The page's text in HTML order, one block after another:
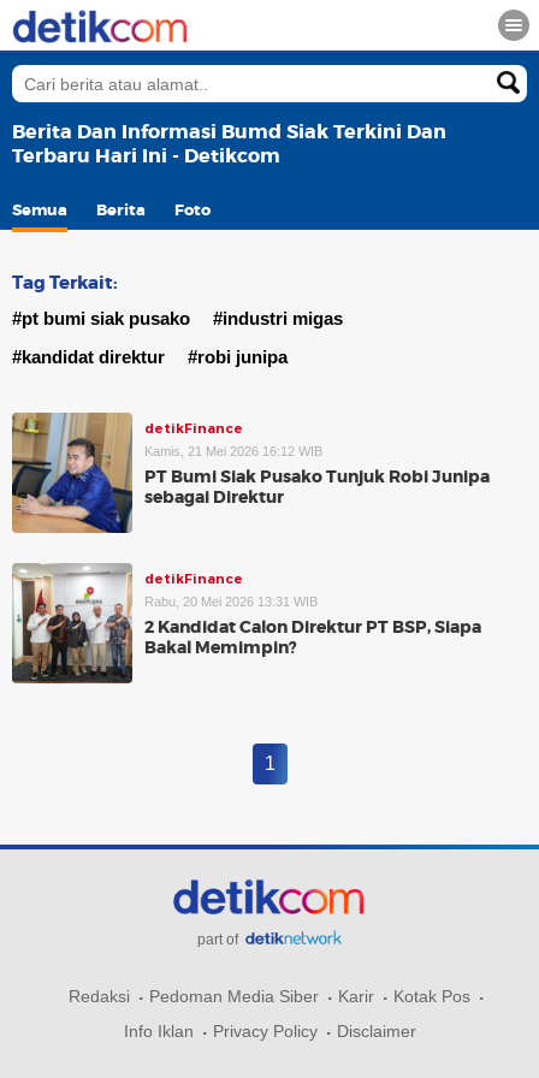
Berita Dan Informasi Bumd Siak Terkini Dan
Terbaru Hari Ini - Detikcom
Semua Berita Foto
Tag Terkait:
#pt bumi siak pusako
#industri migas
#kandidat direktur
#robi junipa
detikFinance
Kamis, 21 Mei 2026 16:12 WIB
PT Bumi Siak Pusako Tunjuk Robi Junipa
sebagai Direktur
detikFinance
Rabu, 20 Mei 2026 13:31 WIB
2 Kandidat Calon Direktur PT BSP, Siapa
Bakal Memimpin?
1
part of
Redaksi Pedoman Media Siber Karir
Kotak Pos
Info Iklan
Privacy Policy Disclaimer